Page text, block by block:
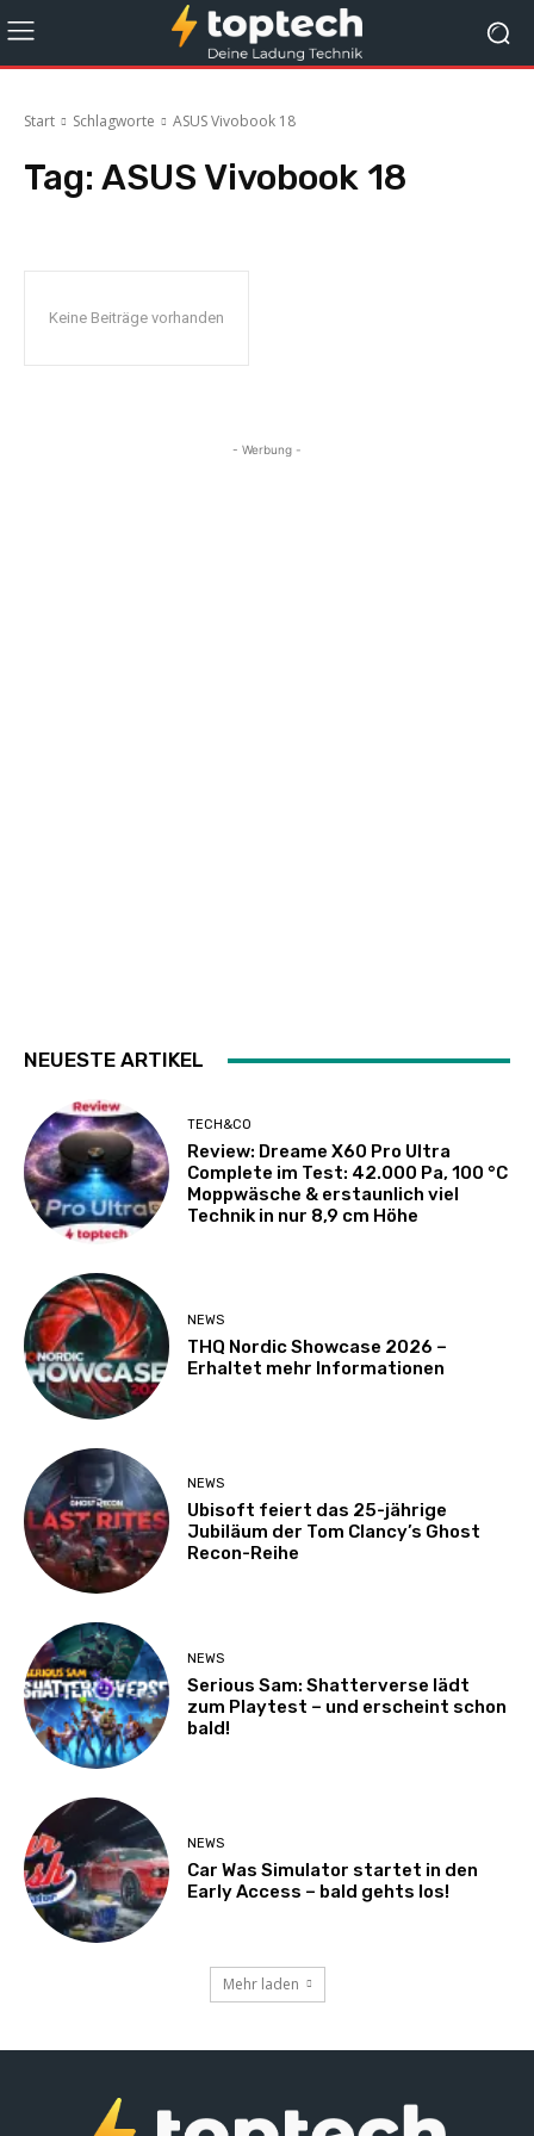
Start Schlagworte ASUS Vivobook 18
Tag: ASUS Vivobook 18
Keine Beiträge vorhanden
- Werbung -
NEUESTE ARTIKEL
TECH&CO
Review: Dreame X60 Pro Ultra
Complete im Test: 42.000 Pa, 100 °C
Moppwäsche & erstaunlich viel
Technik in nur 8,9 cm Höhe
NEWS
THQ Nordic Showcase 2026 –
Erhaltet mehr Informationen
NEWS
Ubisoft feiert das 25-jährige
Jubiläum der Tom Clancy’s Ghost
Recon-Reihe
NEWS
Serious Sam: Shatterverse lädt
zum Playtest – und erscheint schon
bald!
NEWS
Car Was Simulator startet in den
Early Access – bald gehts los!
Mehr laden